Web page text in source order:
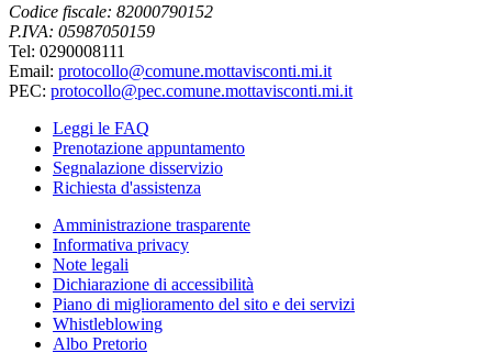
Codice fiscale: 82000790152
P.IVA: 05987050159
Tel: 0290008111
Email: protocollo@comune.mottavisconti.mi.it
PEC: protocollo@pec.comune.mottavisconti.mi.it
Leggi le FAQ
Prenotazione appuntamento
Segnalazione disservizio
Richiesta d'assistenza
Amministrazione trasparente
Informativa privacy
Note legali
Dichiarazione di accessibilità
Piano di miglioramento del sito e dei servizi
Whistleblowing
Albo Pretorio